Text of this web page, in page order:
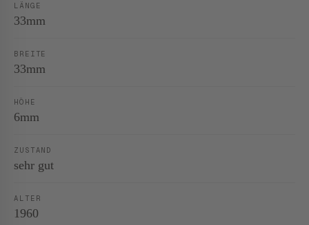
LÄNGE
33mm
BREITE
33mm
HÖHE
6mm
ZUSTAND
sehr gut
ALTER
1960